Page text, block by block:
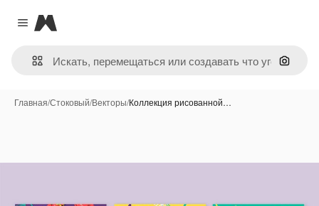
Close menu
Magnific
Поиск
Главная/Стоковый/Векторы/Коллекция рисованной…